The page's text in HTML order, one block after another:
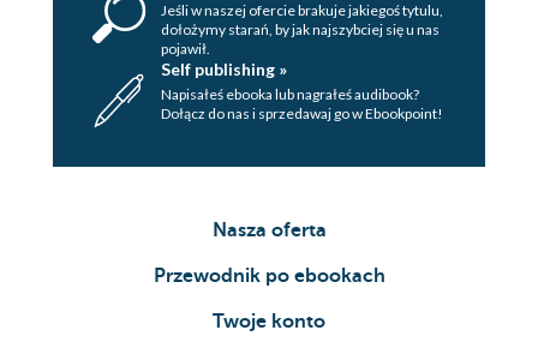
Jeśli w naszej ofercie brakuje jakiegoś tytulu,
dołożymy starań, by jak najszybciej się u nas
pojawił.
Self publishing »
Napisałeś ebooka lub nagrałeś audibook?
Dołącz do nas i sprzedawaj go w Ebookpoint!
Nasza oferta
Przewodnik po ebookach
Twoje konto